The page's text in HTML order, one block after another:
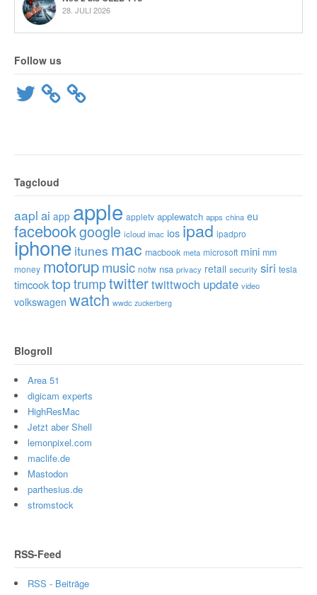
28. JULI 2026
Follow us
Twitter
Tagcloud
aapl ai app apple appletv applewatch apps china eu
facebookgoogle icloud imac ios ipad ipadpro
iphone itunes mac macbook meta microsoft mini mm
money motorupmusic notw nsa privacy retail security siri tesla
timcooktop trumptwittertwittwoch update video
volkswagen watch wwdc zuckerberg
Blogroll
Area 51
digicam experts
HighResMac
Jetzt aber Shell
lemonpixel.com
maclife.de
Mastodon
parthesius.de
stromstock
RSS-Feed
RSS - Beiträge